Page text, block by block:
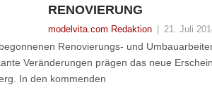
RENOVIERUNG
modelvita.com Redaktion 21. Juli
Renovierungs- und
Veränderungen prägen das neue
In den kommenden